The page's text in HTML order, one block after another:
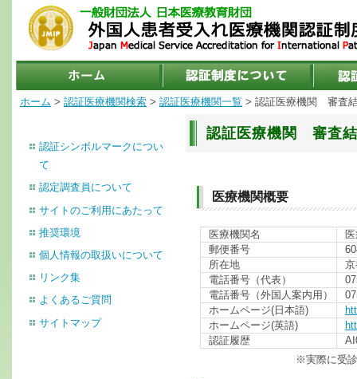
ホーム > 認証医療機関検索 > 認証医療機関一覧 > 認証医療機関 審査
認証医療機関 審査
医療機関概要
医療機関名
郵便番号
所在地
電話番号（代表）
電話番号（外国人案内用）
ホームページ(日本語)
ホームページ(英語)
認証履歴
※実際に受
認証シンボルマークについ
て
認定調査員について
サイトのご利用にあたって
推奨環境
個人情報の取扱いについて
リンク集
よくあるご質問
サイトマップ